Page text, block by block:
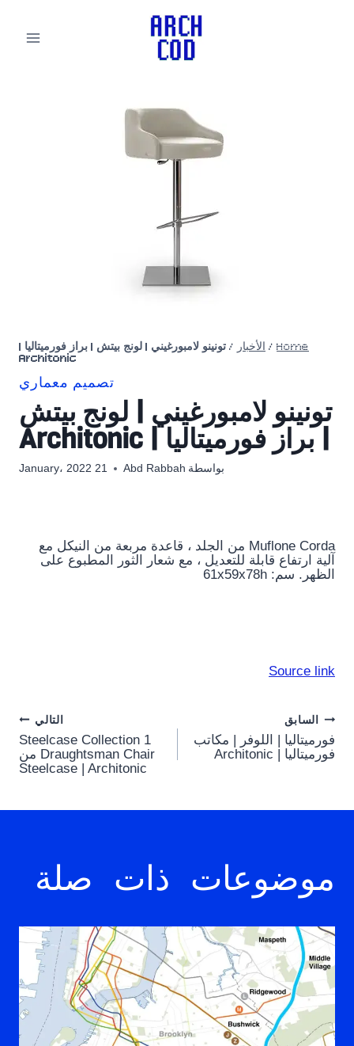
Home
/ الأخبار / تونينو لامبورغيني | لونج بيتش | براز فورميتاليا |
Architonic
تصميم معماري
تونينو لامبورغيني | لونج بيتش
| براز فورميتاليا | Architonic
بواسطة Abd Rabbah 21 January، 2022
Muflone ​​Corda من الجلد ، قاعدة مربعة من النيكل مع
آلية ارتفاع قابلة للتعديل ، مع شعار الثور المطبوع على
الظهر. سم: 61x59x78h
Source link
Post
navigation
السابق
فورميتاليا | اللوفر | مكاتب
فورميتاليا | Architonic
التالي
Steelcase Collection 1
Draughtsman Chair من
Steelcase | Architonic
موضوعات ذات صلة